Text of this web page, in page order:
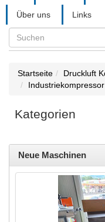
Über uns
Links
Search
Startseite
Druckluft
Kategorien
Neue Maschinen